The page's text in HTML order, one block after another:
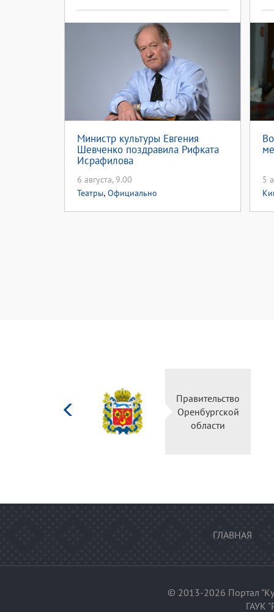
Министр культуры Евгения
Шевченко поздравила Рифката
Исрафилова
6 августа, 9.00
Театры, Официально
5
Правительство
Оренбургской
области
ГЛАВНАЯ
© 2013-2026 Портал
ГАУК